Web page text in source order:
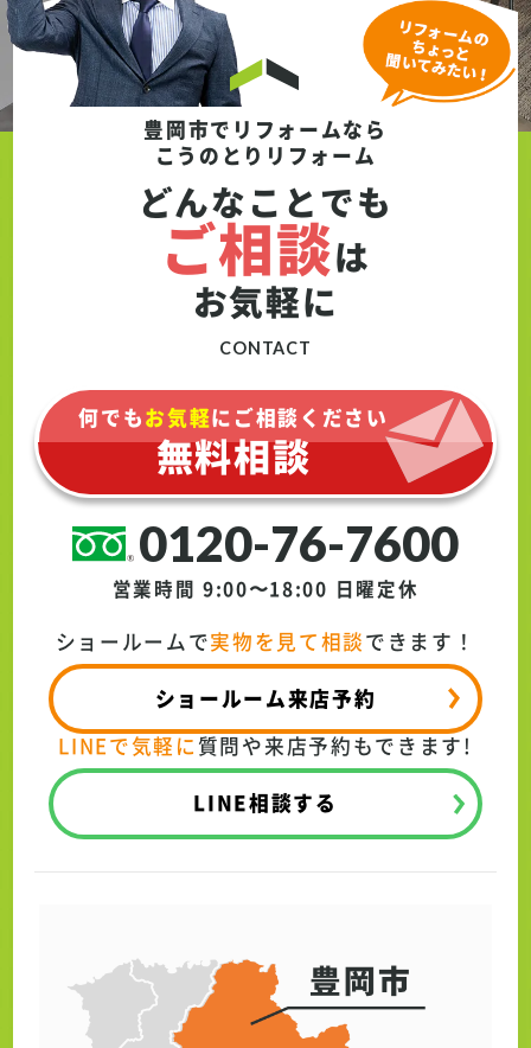
補修を実現しています。 施工期間は約4日
間。短期間でありながら、傷んだ箇所をしっ
かりと改善し、安心して暮らせる住環境へと
整えました。豊岡市でリフォームなら
こうのとりリフォーム
どんなことでも
ご相談は
お気軽に
CONTACT
0120-76-7600
営業時間 9:00〜18:00 日曜定休
何でもお気軽にご相談ください
無料相談
LINEで気軽に 質問や来店予約もできます!
LINE相談する
ショールームで実物を見て相談できます！
ショールーム来店予約